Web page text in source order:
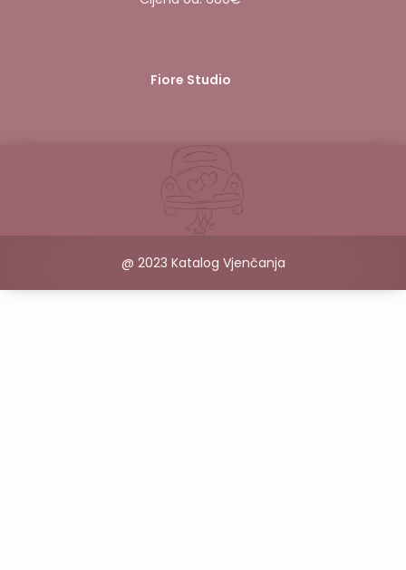
Fiore Studio
@ 2023 Katalog Vjenčanja